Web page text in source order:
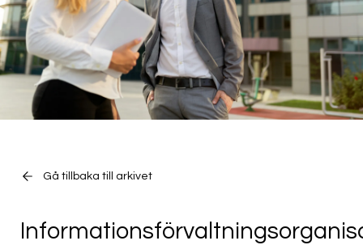
Gå tillbaka till arkivet